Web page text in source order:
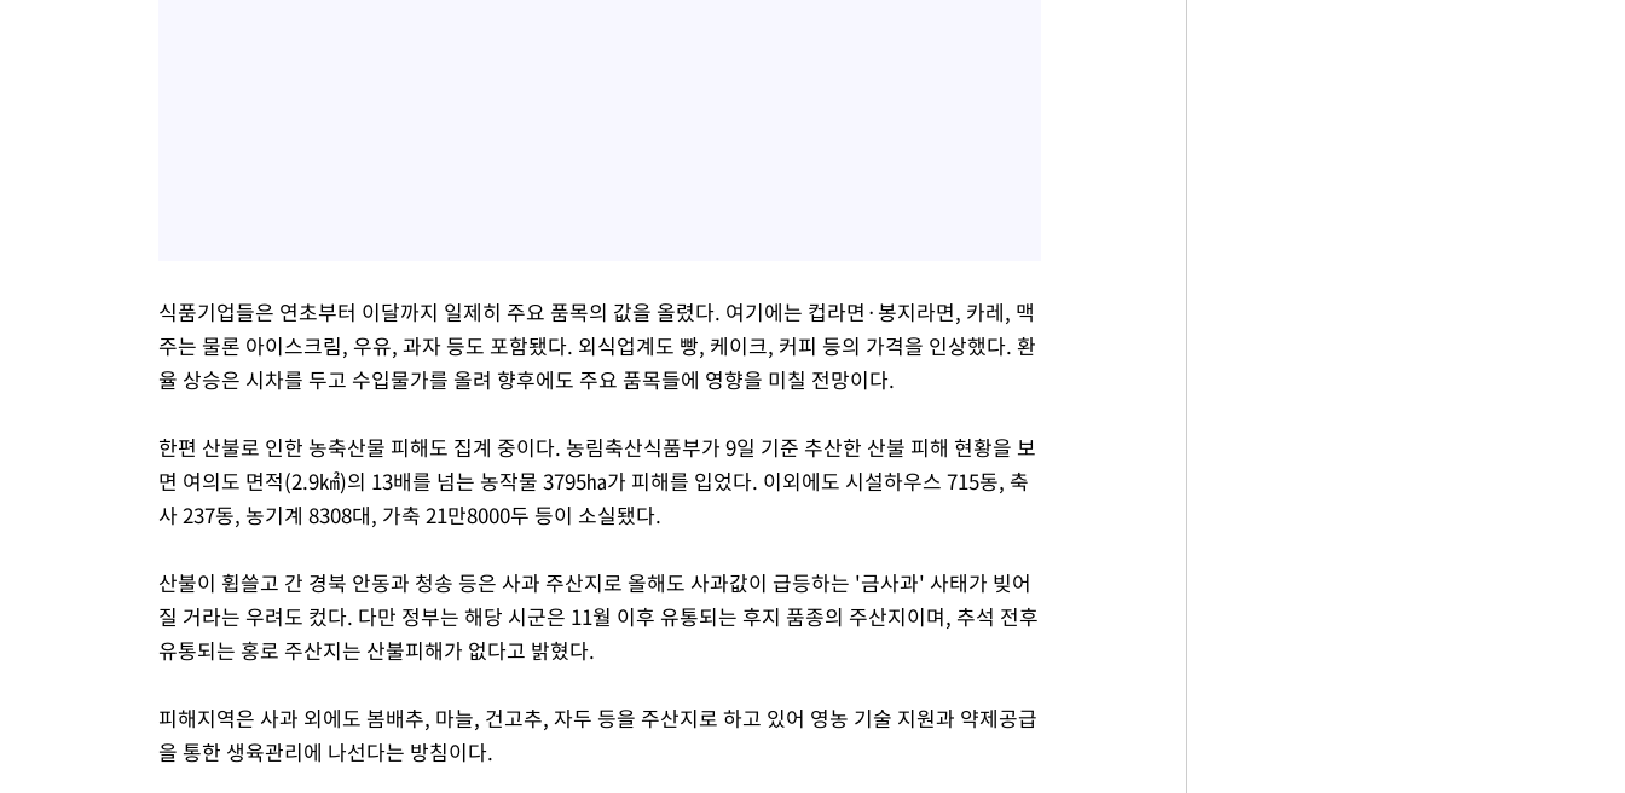
식품기업들은 연초부터 이달까지 일제히 주요 품목의 값을 올렸다. 여기에는 컵라면·봉지라면, 카레, 맥
주는 물론 아이스크림, 우유, 과자 등도 포함됐다. 외식업계도 빵, 케이크, 커피 등의 가격을 인상했다. 환
율 상승은 시차를 두고 수입물가를 올려 향후에도 주요 품목들에 영향을 미칠 전망이다.
한편 산불로 인한 농축산물 피해도 집계 중이다. 농림축산식품부가 9일 기준 추산한 산불 피해 현황을 보
면 여의도 면적(2.9㎢)의 13배를 넘는 농작물 3795㏊가 피해를 입었다. 이외에도 시설하우스 715동, 축
사 237동, 농기계 8308대, 가축 21만8000두 등이 소실됐다.
산불이 휩쓸고 간 경북 안동과 청송 등은 사과 주산지로 올해도 사과값이 급등하는 '금사과' 사태가 빚어
질 거라는 우려도 컸다. 다만 정부는 해당 시군은 11월 이후 유통되는 후지 품종의 주산지이며, 추석 전후
유통되는 홍로 주산지는 산불피해가 없다고 밝혔다.
피해지역은 사과 외에도 봄배추, 마늘, 건고추, 자두 등을 주산지로 하고 있어 영농 기술 지원과 약제공급
을 통한 생육관리에 나선다는 방침이다.